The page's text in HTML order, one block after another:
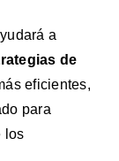
a
de
eficientes,
para
los